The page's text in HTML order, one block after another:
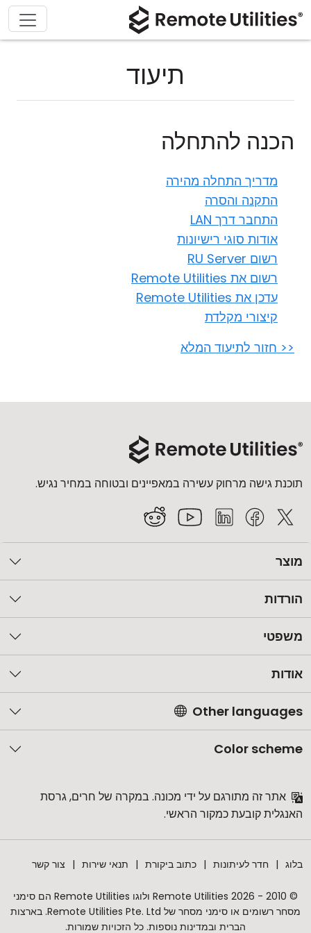
תיעוד
הכנה להתחלה
מדריך התחלה מהירה
התקנה והסרה
התחבר דרך LAN
אודות סוגי רישיונות
רשום RU Server
רשום את Remote Utilities
עדכן את Remote Utilities
קיצורי מקלדת
<< חזור לתיעוד המלא
תוכנת גישה מרחוק עשירה במאפיינים ובטוחה במחיר נגיש.
מוצר
הורדות
משפטי
אודות
Other languages
Color scheme
אתר זה מתורגם על ידי מכונה. במקרה של חרים, גרסת
האנגלית קובעת כמקור הראשי.
בלוג חדר לעיתונות כתוב ביקורת תנאי שירות צור קשר
© 2010 - 2026 Remote Utilities ולוגו Remote Utilities הם סימני
מסחר רשומים או סימני מסחר של Remote Utilities Pte. Ltd. בארצות
הברית ובמדינות נוספות. כל הזכויות שמורות.